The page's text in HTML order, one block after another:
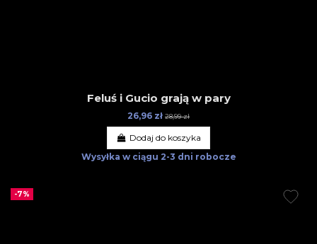
Feluś i Gucio grają w pary
26,96 zł 28,99 zł
Dodaj do koszyka
Wysyłka w ciągu 2-3 dni robocze
-7%